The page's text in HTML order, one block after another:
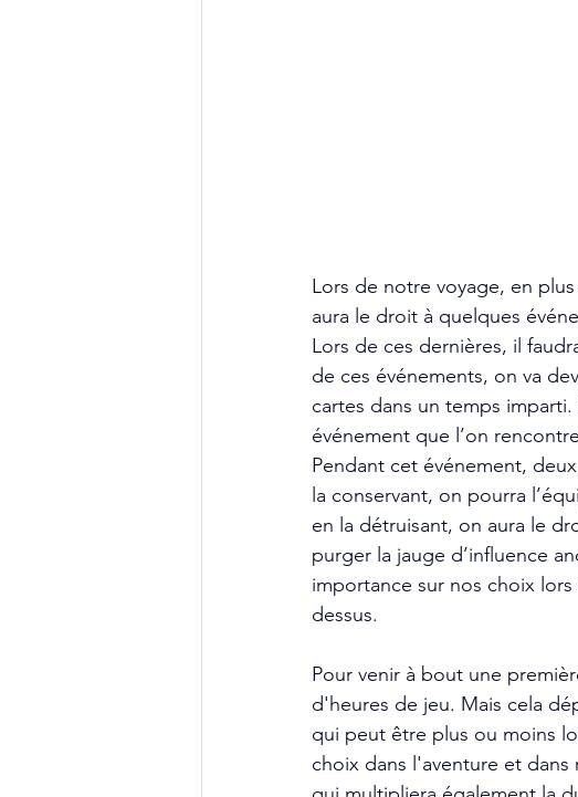
Lors de notre voyage, en
aura le droit à quelques
Lors de ces dernières, il
de ces événements, on va
cartes dans un temps
événement que l’on
Pendant cet événement,
la conservant, on pourra
en la détruisant, on aura le
purger la jauge d’influence
importance sur nos choix
dessus.
Pour venir à bout une
d'heures de jeu. Mais cela
qui peut être plus ou moins
choix dans l'aventure et